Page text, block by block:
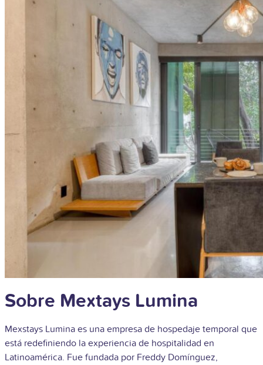
Sobre Mextays Lumina
Mexstays Lumina es una empresa de hospedaje temporal que
está redefiniendo la experiencia de hospitalidad en
Latinoamérica. Fue fundada por Freddy Domínguez,